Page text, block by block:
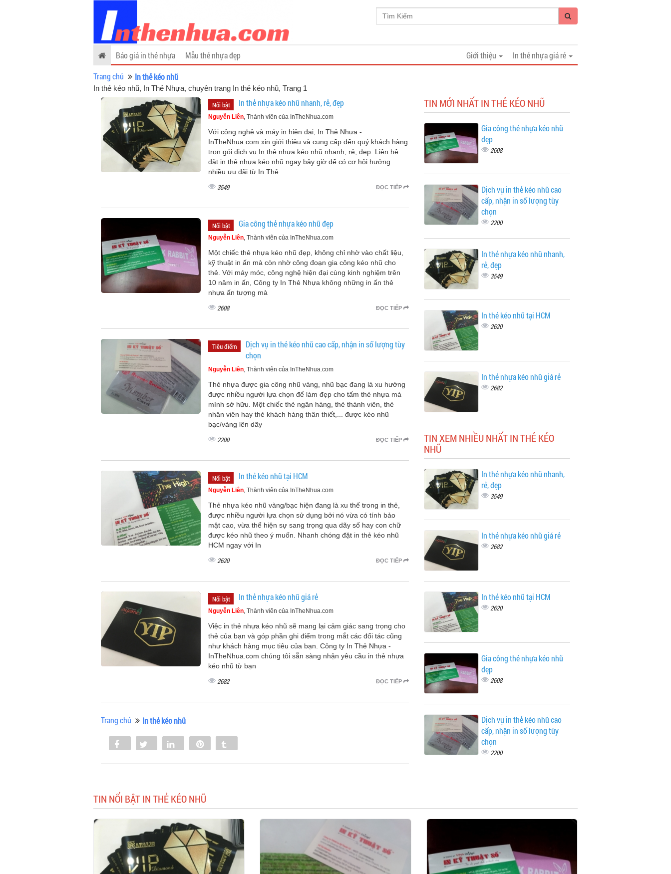
In thẻ nhựa giá rẻ
Báo giá in thẻ nhựa Mẫu thẻ nhựa đẹp
Giới thiệu
Trang chủ
In thẻ kéo nhũ
In thẻ kéo nhũ, In Thẻ Nhựa, chuyên trang In thẻ kéo nhũ, Trang 1
Nổi bật In thẻ nhựa kéo nhũ nhanh, rẻ, đẹp
Nguyễn Liên, Thành viên của InTheNhua.com
Với công nghệ và máy in hiện đại, In Thẻ Nhựa -
InTheNhua.com xin giới thiệu và cung cấp đến quý khách hàng
trọn gói dịch vụ In thẻ nhựa kéo nhũ nhanh, rẻ, đẹp. Liên hệ
đặt in thẻ nhựa kéo nhũ ngay bây giờ để có cơ hội hưởng
nhiều ưu đãi từ In Thẻ
ĐỌC TIẾP
3549
Nổi bật Gia công thẻ nhựa kéo nhũ đẹp
Nguyễn Liên, Thành viên của InTheNhua.com
Một chiếc thẻ nhựa kéo nhũ đẹp, không chỉ nhờ vào chất liệu,
kỹ thuật in ấn mà còn nhờ công đoạn gia công kéo nhũ cho
thẻ. Với máy móc, công nghệ hiện đại cùng kinh nghiệm trên
10 năm in ấn, Công ty In Thẻ Nhựa không những in ấn thẻ
nhựa ấn tượng mà
ĐỌC TIẾP
2608
Tiêu điểm
Dịch vụ in thẻ kéo nhũ cao cấp, nhận in số lượng tùy
chọn
Nguyễn Liên, Thành viên của InTheNhua.com
Thẻ nhựa được gia công nhũ vàng, nhũ bạc đang là xu hướng
được nhiều người lựa chọn để làm đẹp cho tấm thẻ nhựa mà
mình sở hữu. Một chiếc thẻ ngân hàng, thẻ thành viên, thẻ
nhân viên hay thẻ khách hàng thân thiết,... được kéo nhũ
bạc/vàng lên dãy
ĐỌC TIẾP
2200
Nổi bật In thẻ kéo nhũ tại HCM
Nguyễn Liên, Thành viên của InTheNhua.com
Thẻ nhựa kéo nhũ vàng/bạc hiện đang là xu thế trong in thẻ,
được nhiều người lựa chọn sử dụng bởi nó vừa có tính bảo
mật cao, vừa thể hiện sự sang trọng qua dãy số hay con chữ
được kéo nhũ theo ý muốn. Nhanh chóng đặt in thẻ kéo nhũ
HCM ngay với In
ĐỌC TIẾP
2620
Nổi bật In thẻ nhựa kéo nhũ giá rẻ
Nguyễn Liên, Thành viên của InTheNhua.com
Việc in thẻ nhựa kéo nhũ sẽ mang lại cảm giác sang trọng cho
thẻ của bạn và góp phần ghi điểm trong mắt các đối tác cũng
như khách hàng mục tiêu của bạn. Công ty In Thẻ Nhựa -
InTheNhua.com chúng tôi sẵn sàng nhận yêu cầu in thẻ nhựa
kéo nhũ từ bạn
ĐỌC TIẾP
2682
Trang chủ In thẻ kéo nhũ
Share Tweet Share
TIN MỚI NHẤT IN THẺ KÉO NHŨ
Gia công thẻ nhựa kéo nhũ
đẹp
2608
Dịch vụ in thẻ kéo nhũ cao
cấp, nhận in số lượng tùy
chọn
2200
In thẻ nhựa kéo nhũ nhanh,
rẻ, đẹp
3549
In thẻ kéo nhũ tại HCM
2620
In thẻ nhựa kéo nhũ giá rẻ
2682
TIN XEM NHIỀU NHẤT IN THẺ KÉO
NHŨ
In thẻ nhựa kéo nhũ nhanh,
rẻ, đẹp
3549
In thẻ nhựa kéo nhũ giá rẻ
2682
In thẻ kéo nhũ tại HCM
2620
Gia công thẻ nhựa kéo nhũ
đẹp
2608
Dịch vụ in thẻ kéo nhũ cao
cấp, nhận in số lượng tùy
chọn
2200
TIN NỔI BẬT IN THẺ KÉO NHŨ